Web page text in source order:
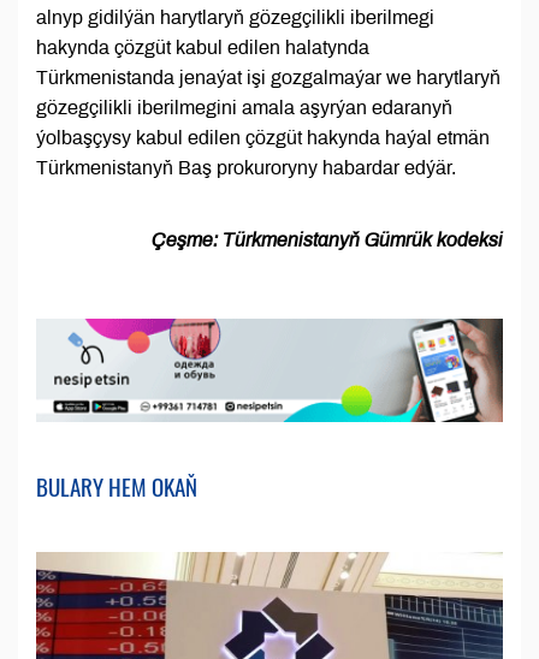
alnyp gidilýän harytlaryň gözegçilikli iberilmegi
hakynda çözgüt kabul edilen halatynda
Türkmenistanda jenaýat işi gozgalmaýar we harytlaryň
gözegçilikli iberilmegini amala aşyrýan edaranyň
ýolbaşçysy kabul edilen çözgüt hakynda haýal etmän
Türkmenistanyň Baş prokuroryny habardar edýär.
Çeşme: Türkmenistanyň Gümrük kodeksi
BULARY HEM OKAŇ